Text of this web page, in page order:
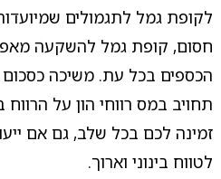
לקופת גמל לתגמולים
חסום, קופת גמל להשקעה
הכספים בכל עת. משיכה כסכום
תחויב במס רווחי הון על
זמינה לכם בכל שלב, גם אם
לטווח בינוני וארוך.